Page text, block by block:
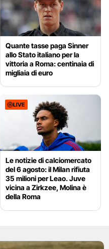
Quante tasse paga Sinner
allo Stato italiano per la
vittoria a Roma: centinaia di
migliaia di euro
LIVE
Le notizie di calciomercato
del 6 agosto: il Milan rifiuta
35 milioni per Leao. Juve
vicina a Zirkzee, Molina è
della Roma